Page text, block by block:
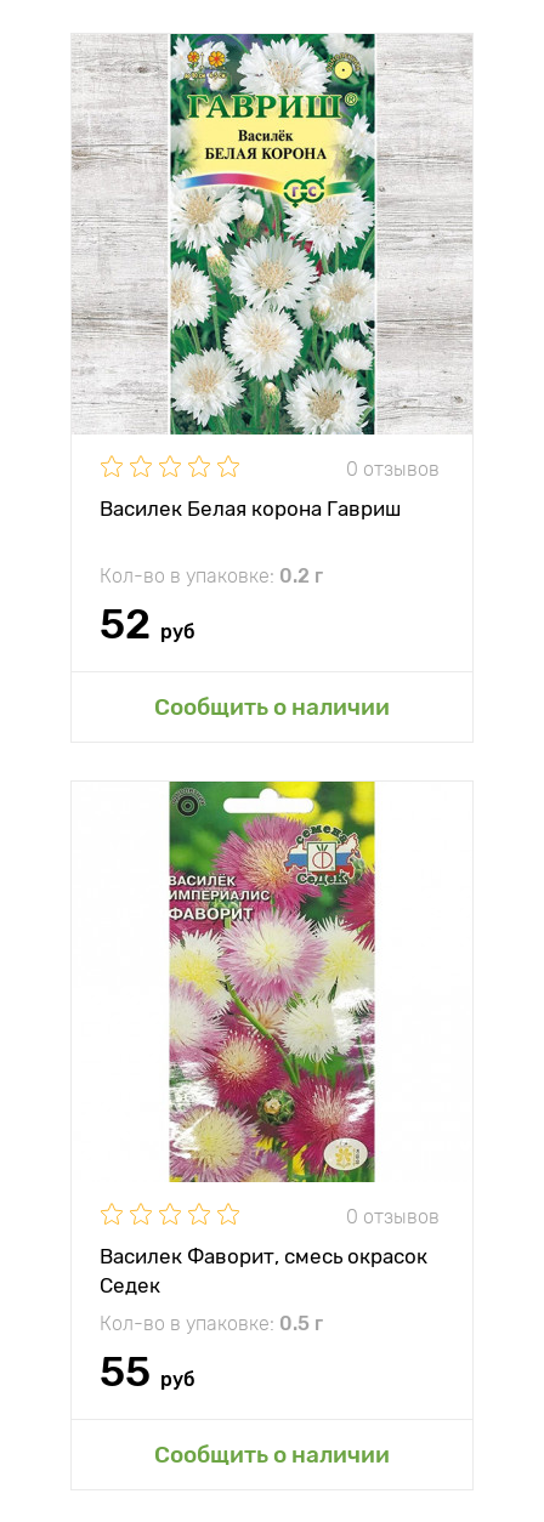
0 отзывов
Василек Белая корона Гавриш
Кол-во в упаковке: 0.2 г
52 руб
Сообщить о наличии
0 отзывов
Василек Фаворит, смесь окрасок
Седек
Кол-во в упаковке: 0.5 г
55 руб
Сообщить о наличии